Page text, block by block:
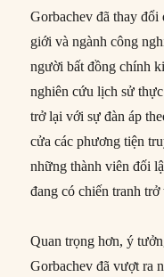
Gorbachev đã thay đổi
giới và ngành công
người bất đồng chính
nghiên cứu lịch sử
trở lại với sự đàn áp
cửa các phương tiện
những thành viên đối
đang có chiến tranh
Quan trọng hơn, ý
Gorbachev đã vượt ra